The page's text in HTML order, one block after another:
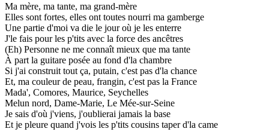
Ma mère, ma tante, ma grand-mère
Elles sont fortes, elles ont toutes nourri ma gamberge
Une partie d'moi va die le jour où je les enterre
J'le fais pour les p'tits avec la force des ancêtres
(Eh) Personne ne me connaît mieux que ma tante
À part la guitare posée au fond d'la chambre
Si j'ai construit tout ça, putain, c'est pas d'la chance
Et, ma couleur de peau, frangin, c'est pas la France
Mada', Comores, Maurice, Seychelles
Melun nord, Dame-Marie, Le Mée-sur-Seine
Je sais d'où j'viens, j'oublierai jamais la base
Et je pleure quand j'vois les p'tits cousins taper d'la came